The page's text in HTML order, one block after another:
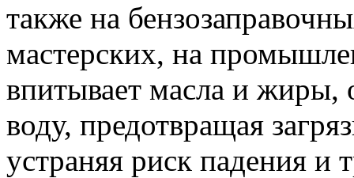
также на
мастерских, на
впитывает масла и жиры,
воду, предотвращая
устраняя риск падения и